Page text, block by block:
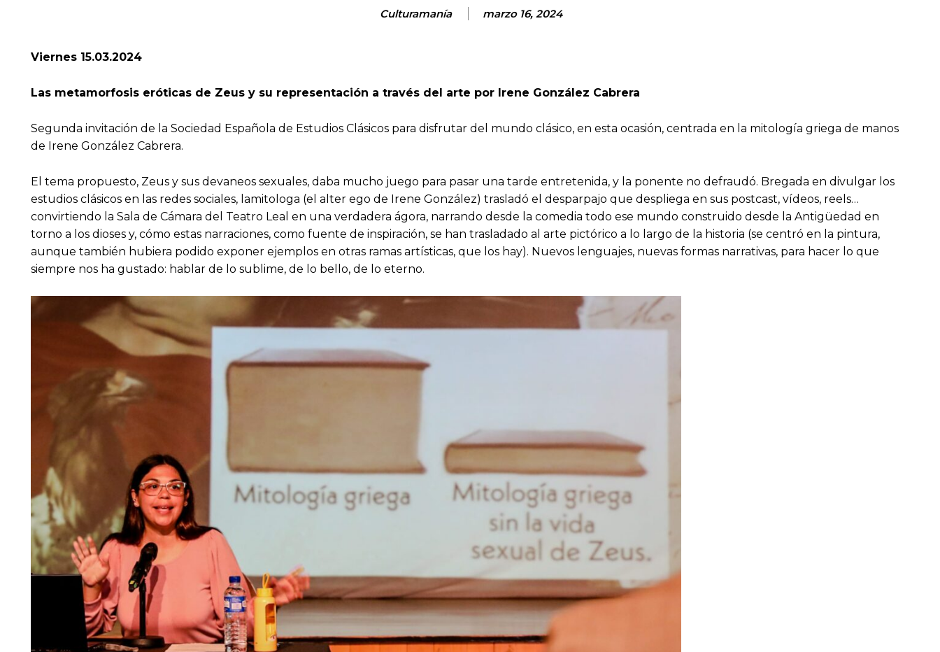
Culturamanía marzo 16, 2024
Viernes 15.03.2024
Las metamorfosis eróticas de Zeus y su representación a través del arte por Irene González Cabrera
Segunda invitación de la Sociedad Española de Estudios Clásicos para disfrutar del mundo clásico, en esta ocasión, centrada en la mitología griega de manos
de Irene González Cabrera.
El tema propuesto, Zeus y sus devaneos sexuales, daba mucho juego para pasar una tarde entretenida, y la ponente no defraudó. Bregada en divulgar los
estudios clásicos en las redes sociales, lamitologa (el alter ego de Irene González) trasladó el desparpajo que despliega en sus postcast, vídeos, reels…
convirtiendo la Sala de Cámara del Teatro Leal en una verdadera ágora, narrando desde la comedia todo ese mundo construido desde la Antigüedad en
torno a los dioses y, cómo estas narraciones, como fuente de inspiración, se han trasladado al arte pictórico a lo largo de la historia (se centró en la pintura,
aunque también hubiera podido exponer ejemplos en otras ramas artísticas, que los hay). Nuevos lenguajes, nuevas formas narrativas, para hacer lo que
siempre nos ha gustado: hablar de lo sublime, de lo bello, de lo eterno.